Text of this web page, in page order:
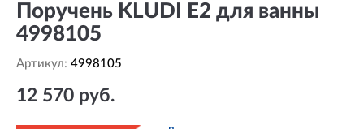
Поручень KLUDI E2 для ванны
4998105
Артикул: 4998105
12 570 руб.